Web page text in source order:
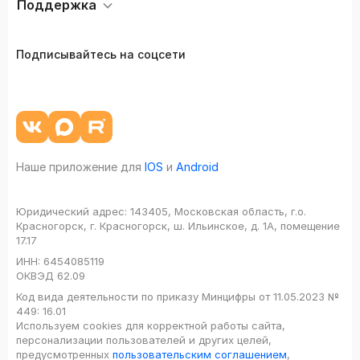
Поддержка
Подписывайтесь на соцсети
Наше приложение для IOS и Android
Юридический адрес: 143405, Московская область, г.о.
Красногорск, г. Красногорск, ш. Ильинское, д. 1А, помещение
17.17
ИНН: 6454085119
ОКВЭД 62.09
Код вида деятельности по приказу Минцифры от 11.05.2023 №
449: 16.01
Используем cookies для корректной работы сайта,
персонализации пользователей и других целей,
предусмотренных пользовательским соглашением,